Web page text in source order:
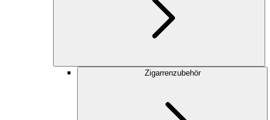
Zigarrenzubehör